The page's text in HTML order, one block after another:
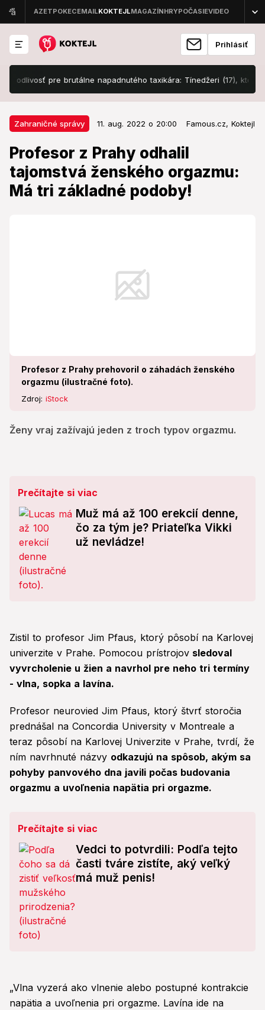
Prihlásiť
pre brutálne napadnutého taxikára: Tínedžeri (17), ktorí mu
Zahraničné správy 11. aug. 2022 o 20:00 Famous.cz, Koktejl
Profesor z Prahy odhalil
tajomstvá ženského orgazmu:
Má tri základné podoby!
Profesor z Prahy prehovoril o záhadách ženského
orgazmu (ilustračné foto).
Zdroj: iStock
Ženy vraj zažívajú jeden z troch typov orgazmu.
Zahraničné správy 11. aug. 2022 o 20:00
Profesor z Prahy odhalil tajomstvá
ženského orgazmu: Má tri
základné podoby!
Prečítajte si viac
Muž má až 100 erekcií denne,
čo za tým je? Priateľka Vikki
už nevládze!
Zistil to profesor Jim Pfaus, ktorý pôsobí na Karlovej
univerzite v Prahe. Pomocou prístrojov sledoval
vyvrcholenie u žien a navrhol pre neho tri termíny
- vlna, sopka a lavína.
Profesor neurovied Jim Pfaus, ktorý štvrť storočia
prednášal na Concordia University v Montreale a
teraz pôsobí na Karlovej Univerzite v Prahe, tvrdí, že
ním navrhnuté názvy odkazujú na spôsob, akým sa
pohyby panvového dna javili počas budovania
orgazmu a uvoľnenia napätia pri orgazme.
Prečítajte si viac
Vedci to potvrdili: Podľa tejto
časti tváre zistíte, aký veľký
má muž penis!
„Vlna vyzerá ako vlnenie alebo postupné kontrakcie
napätia a uvoľnenia pri orgazme. Lavína ide na